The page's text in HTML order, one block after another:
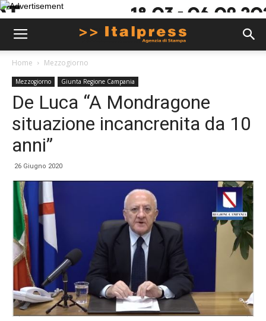
Home Mezzogiorno
Mezzogiorno Giunta Regione Campania
De Luca “A Mondragone
situazione incancrenita da 10
anni”
26 Giugno 2020